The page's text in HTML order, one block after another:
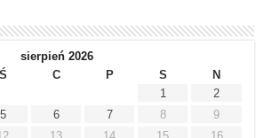
sierpień 2026
Ś C P S
N
1
2
5 6 7 8
9